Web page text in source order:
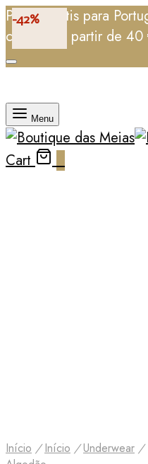
Portes grátis para
compras a partir de 40
Menu
Cart 0
Início / Início / Underwear /
-42%